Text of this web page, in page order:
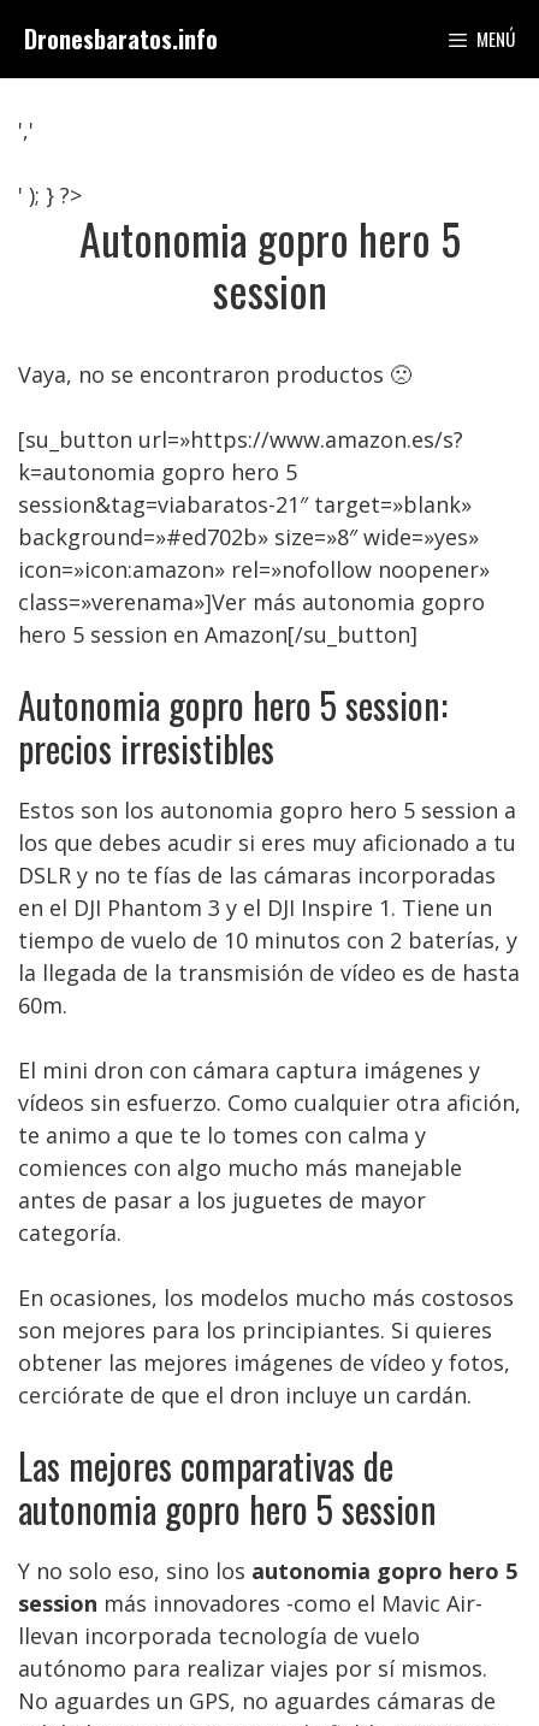
contenido
Dronesbaratos.info MENÚ
','
' ); } ?>
Autonomia gopro hero 5
session
Vaya, no se encontraron productos 🙁
[su_button url=»https://www.amazon.es/s?
k=autonomia gopro hero 5
session&tag=viabaratos-21″ target=»blank»
background=»#ed702b» size=»8″ wide=»yes»
icon=»icon:amazon» rel=»nofollow noopener»
class=»verenama»]Ver más autonomia gopro
hero 5 session en Amazon[/su_button]
Autonomia gopro hero 5 session:
precios irresistibles
Estos son los autonomia gopro hero 5 session a
los que debes acudir si eres muy aficionado a tu
DSLR y no te fías de las cámaras incorporadas
en el DJI Phantom 3 y el DJI Inspire 1. Tiene un
tiempo de vuelo de 10 minutos con 2 baterías, y
la llegada de la transmisión de vídeo es de hasta
60m.
El mini dron con cámara captura imágenes y
vídeos sin esfuerzo. Como cualquier otra afición,
te animo a que te lo tomes con calma y
comiences con algo mucho más manejable
antes de pasar a los juguetes de mayor
categoría.
En ocasiones, los modelos mucho más costosos
son mejores para los principiantes. Si quieres
obtener las mejores imágenes de vídeo y fotos,
cerciórate de que el dron incluye un cardán.
Las mejores comparativas de
autonomia gopro hero 5 session
Y no solo eso, sino los autonomia gopro hero 5
session más innovadores -como el Mavic Air-
llevan incorporada tecnología de vuelo
autónomo para realizar viajes por sí mismos.
No aguardes un GPS, no aguardes cámaras de